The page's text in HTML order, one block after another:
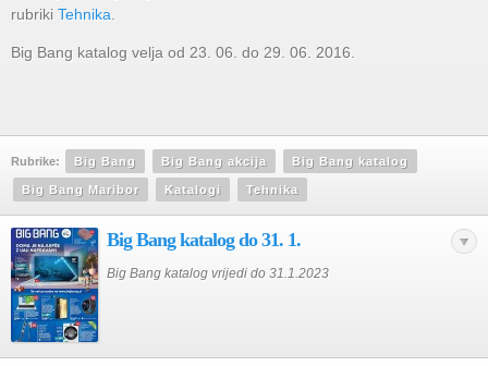
rubriki Tehnika
Big Bang katalog velja od 23. 06. do 29. 06. 2016.
Rubrike: Big Bang Big Bang akcija Big Bang katalog
Big Bang Maribor Katalogi Tehnika
Big Bang katalog do 31. 1.
Big Bang katalog vrijedi do 31.1.2023